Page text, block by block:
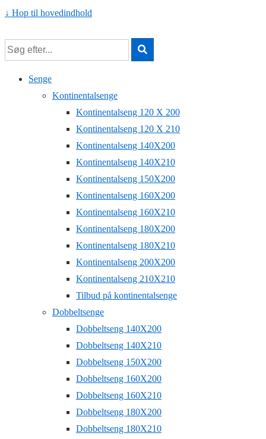
↓ Hop til hovedindhold
Senge
Kontinentalsenge
Kontinentalseng 120 X 200
Kontinentalseng 120 X 210
Kontinentalseng 140X200
Kontinentalseng 140X210
Kontinentalseng 150X200
Kontinentalseng 160X200
Kontinentalseng 160X210
Kontinentalseng 180X200
Kontinentalseng 180X210
Kontinentalseng 200X200
Kontinentalseng 210X210
Tilbud på kontinentalsenge
Dobbeltsenge
Dobbeltseng 140X200
Dobbeltseng 140X210
Dobbeltseng 150X200
Dobbeltseng 160X200
Dobbeltseng 160X210
Dobbeltseng 180X200
Dobbeltseng 180X210